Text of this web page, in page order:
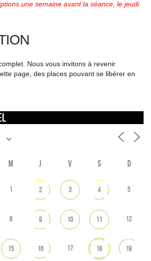
une semaine avant la séance, le jeudi
Nous vous invitons à revenir
page, des places pouvant se libérer en
M J V S D
1 2 3 4 5
8 9 10 11 12
15 16 17 18 19